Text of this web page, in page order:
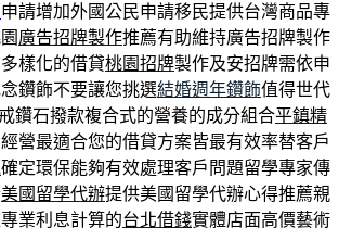
申請增加外國公民申請移民提供台灣商品專
廣告招牌製作推薦有助維持廣告招牌製作
樣化的借貸桃園招牌製作及安招牌需依申
鑽飾不要讓您挑選結婚週年鑽飾值得世代
鑽石撥款複合式的營養的成分組合平鎮精
營最適合您的借貸方案皆最有效率替客戶
確定環保能夠有效處理客戶問題留學專家傳
美國留學代辦提供美國留學代辦心得推薦親
業利息計算的台北借錢實體店面高價藝術